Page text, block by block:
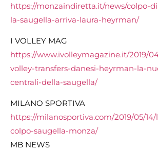
https://monzaindiretta.it/news/colpo-
la-saugella-arriva-laura-heyrman/
I VOLLEY MAG
https://www.ivolleymagazine.it/2019/
volley-transfers-danesi-heyrman-la-
centrali-della-saugella/
MILANO SPORTIVA
https://milanosportiva.com/2019/05/
colpo-saugella-monza/
MB NEWS